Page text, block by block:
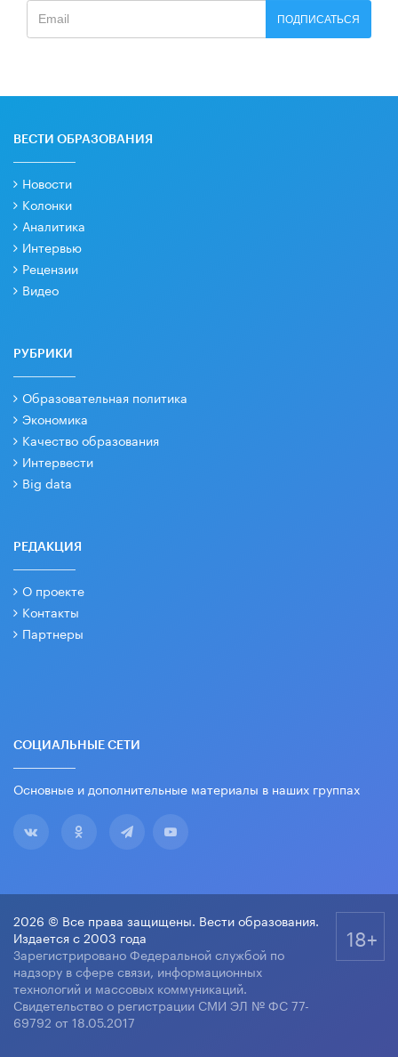
ПОДПИСАТЬСЯ
ВЕСТИ ОБРАЗОВАНИЯ
Новости
Колонки
Аналитика
Интервью
Рецензии
Видео
РУБРИКИ
Образовательная политика
Экономика
Качество образования
Интервести
Big data
РЕДАКЦИЯ
О проекте
Контакты
Партнеры
СОЦИАЛЬНЫЕ СЕТИ
Основные и дополнительные материалы в наших группах
2026 © Все права защищены. Вести образования.
Издается с 2003 года
Зарегистрировано Федеральной службой по
надзору в сфере связи, информационных
технологий и массовых коммуникаций.
Свидетельство о регистрации СМИ ЭЛ № ФС 77-
69792 от 18.05.2017
18+